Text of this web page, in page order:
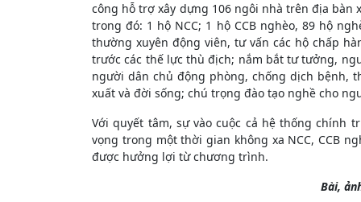
công hỗ trợ xây dựng 106 ngôi nhà trên địa bàn
trong đó: 1 hộ NCC; 1 hộ CCB nghèo, 89 hộ
thường xuyên động viên, tư vấn các hộ chấp
trước các thế lực thù địch; nắm bắt tư tưởng,
người dân chủ động phòng, chống dịch bệnh,
xuất và đời sống; chú trọng đào tạo nghề cho
Với quyết tâm, sự vào cuộc cả hệ thống chính
vọng trong một thời gian không xa NCC, CCB
được hưởng lợi từ chương trình.
Bài,